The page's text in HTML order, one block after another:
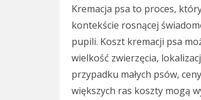
Kremacja psa to proces,
kontekście rosnącej
pupili. Koszt kremacji psa
wielkość zwierzęcia,
przypadku małych psów,
większych ras koszty mogą